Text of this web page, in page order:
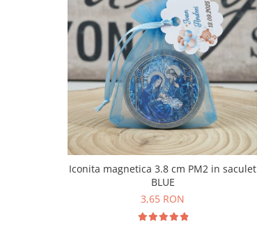
Iconita magnetica 3.8 cm PM2 in saculet
BLUE
3,65 RON